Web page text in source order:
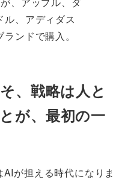
ル、アディダス
ンドで購入。
、戦略は人と
が、最初の一
が担える時代になりま